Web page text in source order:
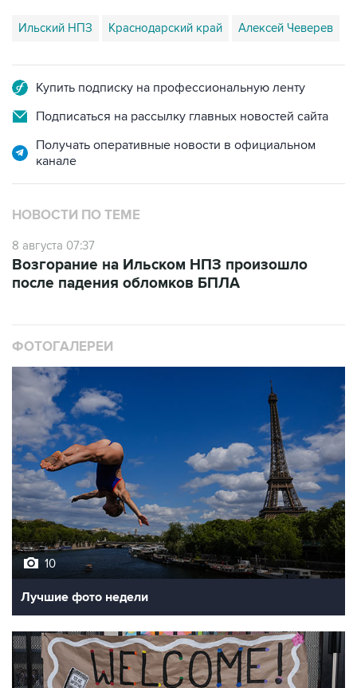
Ильский НПЗ Краснодарский край Алексей Чеверев
Купить подписку на профессиональную ленту
Подписаться на рассылку главных новостей сайта
Получать оперативные новости в официальном
канале
НОВОСТИ ПО ТЕМЕ
8 августа 07:37
Возгорание на Ильском НПЗ произошло
после падения обломков БПЛА
ФОТОГАЛЕРЕИ
10
Лучшие фото недели